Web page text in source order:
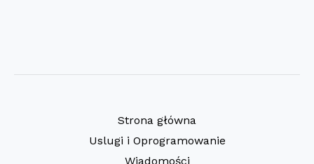
Strona główna
Uslugi i Oprogramowanie
Wiadomości